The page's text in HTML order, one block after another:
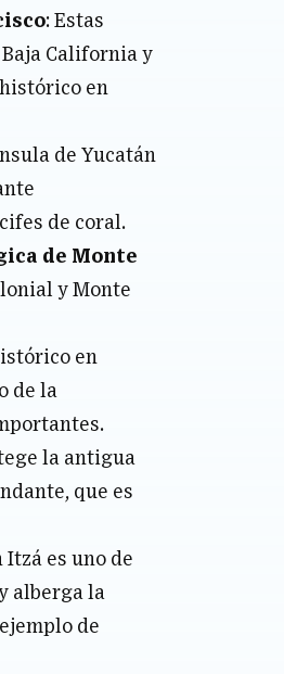
: Estas
California y
en
de Yucatán
de coral.
de Monte
y Monte
en
de la
la antigua
que es
Itzá es uno de
alberga la
de